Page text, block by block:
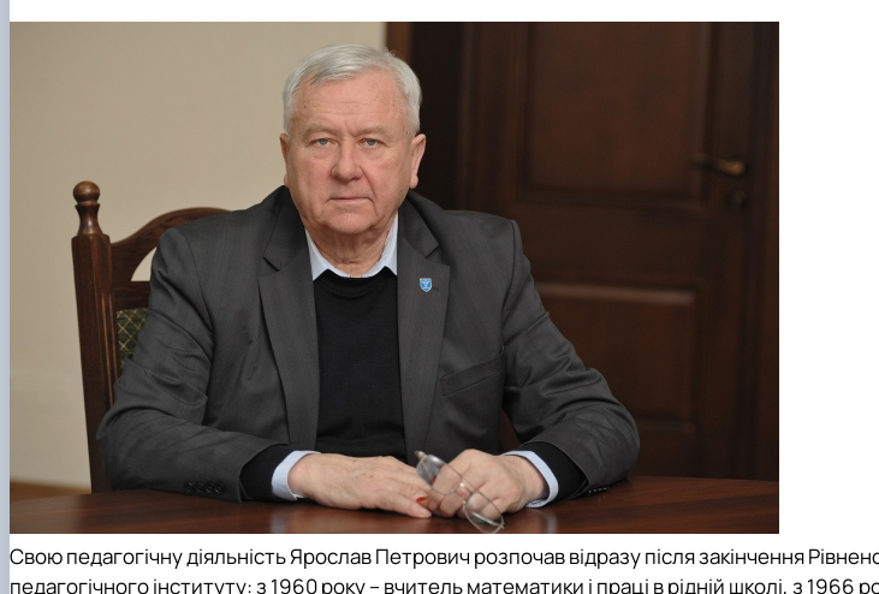
Свою педагогічну діяльність Ярослав Петрович розпочав відразу після закінчення
педагогічного інституту: з 1960 року – вчитель математики і праці в рідній школі, з 1966